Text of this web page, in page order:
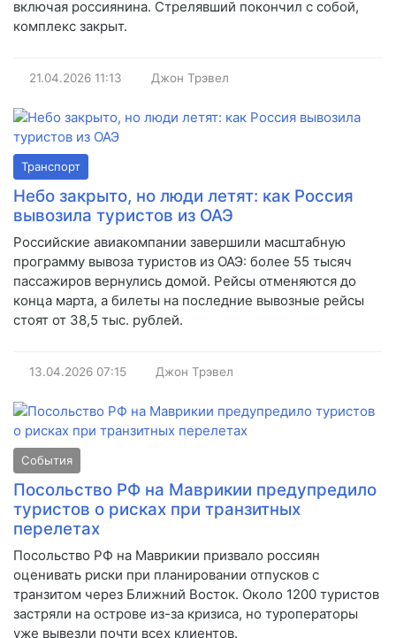
включая россиянина. Стрелявший покончил с собой,
комплекс закрыт.
21.04.2026 11:13 Джон Трэвел
Транспорт
Небо закрыто, но люди летят: как Россия
вывозила туристов из ОАЭ
Российские авиакомпании завершили масштабную
программу вывоза туристов из ОАЭ: более 55 тысяч
пассажиров вернулись домой. Рейсы отменяются до
конца марта, а билеты на последние вывозные рейсы
стоят от 38,5 тыс. рублей.
13.04.2026 07:15 Джон Трэвел
События
Посольство РФ на Маврикии предупредило
туристов о рисках при транзитных
перелетах
Посольство РФ на Маврикии призвало россиян
оценивать риски при планировании отпусков с
транзитом через Ближний Восток. Около 1200 туристов
застряли на острове из-за кризиса, но туроператоры
уже вывезли почти всех клиентов.